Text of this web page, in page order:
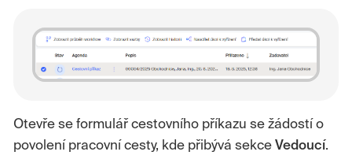
Otevře se formulář cestovního příkazu se žádostí o
povolení pracovní cesty, kde přibývá sekce Vedoucí.